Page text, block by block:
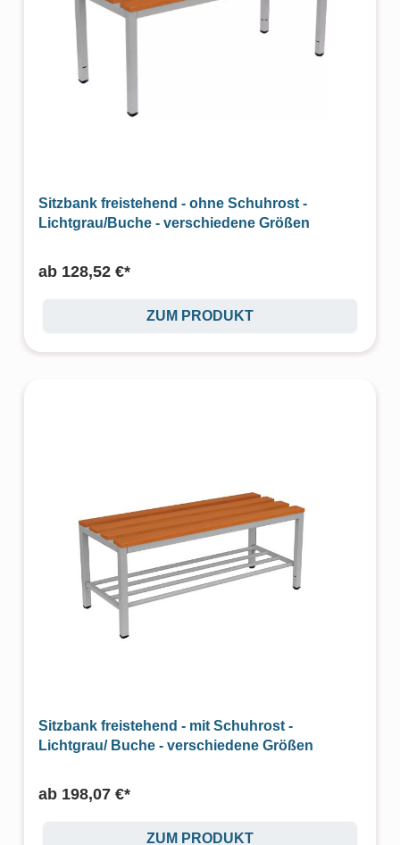
Sitzbank freistehend - ohne Schuhrost -
Lichtgrau/Buche - verschiedene Größen
ab 128,52 €*
ZUM PRODUKT
Sitzbank freistehend - mit Schuhrost -
Lichtgrau/ Buche - verschiedene Größen
ab 198,07 €*
ZUM PRODUKT